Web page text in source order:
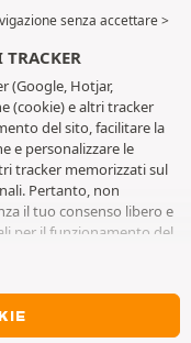
senza accettare >
(Google, Hotjar,
(cookie) e altri tracker
del sito, facilitare la
e personalizzare le
tracker memorizzati sul
Pertanto, non
il tuo consenso libero e
per il funzionamento del
il deposito di cookie o
AD TYRES. Per
ealtri tracker.